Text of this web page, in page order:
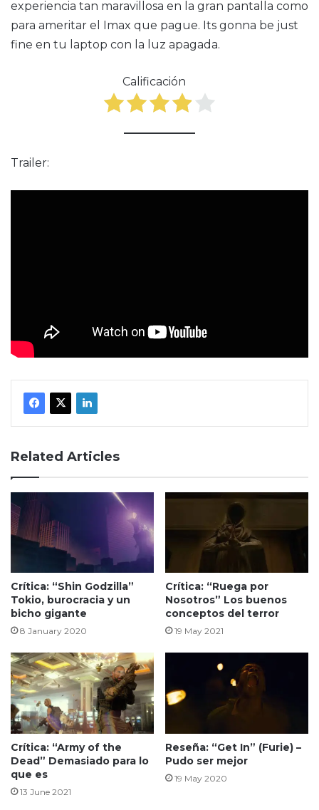
experiencia tan maravillosa en la gran pantalla como
para ameritar el Imax que pague. Its gonna be just
fine en tu laptop con la luz apagada.
Calificación
Trailer:
Related Articles
Crítica: “Shin Godzilla”
Tokio, burocracia y un
bicho gigante
8 January 2020
Crítica: “Ruega por
Nosotros” Los buenos
conceptos del terror
19 May 2021
Crítica: “Army of the
Dead” Demasiado para lo
que es
13 June 2021
Reseña: “Get In” (Furie) –
Pudo ser mejor
19 May 2020